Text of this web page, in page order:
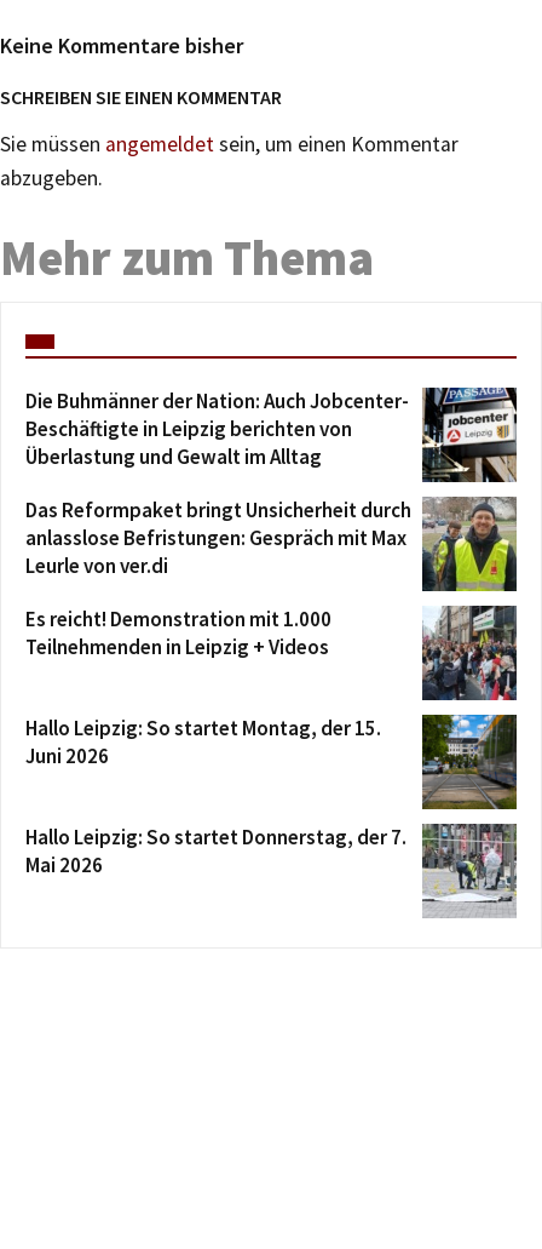
Keine Kommentare bisher
SCHREIBEN SIE EINEN KOMMENTAR
Sie müssen angemeldetsein, um einen Kommentar
abzugeben.
Mehr zum Thema
Die Buhmänner der Nation: Auch Jobcenter-
Beschäftigte in Leipzig berichten von
Überlastung und Gewalt im Alltag
Das Reformpaket bringt Unsicherheit durch
anlasslose Befristungen: Gespräch mit Max
Leurle von ver.di
Es reicht! Demonstration mit 1.000
Teilnehmenden in Leipzig + Videos
Hallo Leipzig: So startet Montag, der 15.
Juni 2026
Hallo Leipzig: So startet Donnerstag, der 7.
Mai 2026